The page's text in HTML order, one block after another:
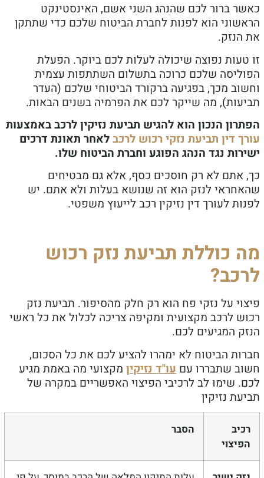
ברור לכם שהנהג השני אשם, האינסטינקט
הוא לפנות לחברת הביטוח שלכם כדי שתתקן
נפוצה שיכולה לעלות לכם ביוקר. הפעלת
שלכם כרוכה בתשלום השתתפות עצמית
מכך, בפגיעה ברקורד הביטוחי שלכם (העדר
מה שייקר לכם את הפרמיה בשנים הבאות.
הנכון הוא להגיש תביעת נזיקין לרכב באמצעות
דין תביעת נזקי רכוש לרכבלאחר תאונת דרכים
נגד הנהג הפוגע וחברת הביטוח שלו.
לא רק חוסכים כסף, אלא גם מבטיחים
לנזק הוא זה שנושא בעלות ולא אתם. יש
לעורך דין נזיקין רכב לייעוץ משפטי.
כוללת תביעת נזק רכוש
על נזקי פח הוא רק חלק מהסיפור. תביעת נזק
לרכב מקצועית ומקיפה צריכה לכלול את כל ראשי
המגיעים לכם.
הביטוח לא ימהרו להציע לכם את כל הסכום,
שתבררו עם עו"ד נזיקיןמקצועי מה באמת מגיע
שימו לב לרכיבי הפיצוי האפשריים במקרה של
נזיקין
הסבר